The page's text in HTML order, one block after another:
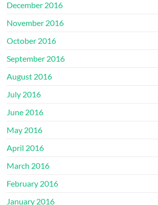
December 2016
November 2016
October 2016
September 2016
August 2016
July 2016
June 2016
May 2016
April 2016
March 2016
February 2016
January 2016